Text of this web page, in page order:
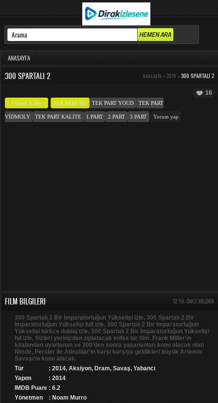
ANASAYFA
300 SPARTALI 2 Anasayfa > 2014 > 300 SPARTALI 2
16
( Yüksek Kalite ) TEK PART HD TEK PART YOUD TEK PART
VIDMOLY TEK PART KALITE 1.PART 2.PART 3.PART Yorum yap
FILM BILGILERI 12 YIL ÖNCE EKLENDI
300 Spartalı 2 Bir İmparatorluğun Yükselişi izle, 300 Spartalı 2 Bir
İmparatorluğun Yükselişi full izle, 300 Spartalı 2 Bir İmparatorluğun
Yükselişi türkçe dublaj izle, 300 Spartalı 2 Bir İmparatorluğun Yükselişi
hd izle, Sizleri yerinizden zıplatacak enfes bir film. Frank Miller’ın
kitabından uyarlanan ve 300’den sonra yaşananları konu alacak olan
filmde, Persler ile Atinalılar’ın karşı karşıya geldikleri büyük Artemis
Savaşı’nı konu alacak.
Tür
: 2014, Aksiyon, Dram, Savaş, Yabancı
Yapım
: 2014
IMDB Puanı : 6.2
Yönetmen
: Noam Murro